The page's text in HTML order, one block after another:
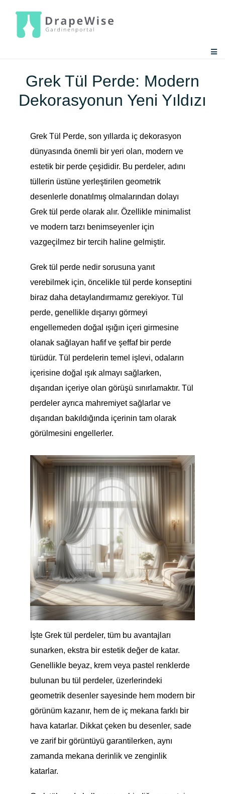
springen
Gardinen-Tools
Grek Tül Perde: Modern
Dekorasyonun Yeni Yıldızı
Grek Tül Perde, son yıllarda iç dekorasyon
dünyasında önemli bir yeri olan, modern ve
estetik bir perde çeşididir. Bu perdeler, adını
tüllerin üstüne yerleştirilen geometrik
desenlerle donatılmış olmalarından dolayı
Grek tül perde olarak alır. Özellikle minimalist
ve modern tarzı benimseyenler için
vazgeçilmez bir tercih haline gelmiştir.
Grek tül perde nedir sorusuna yanıt
verebilmek için, öncelikle tül perde konseptini
biraz daha detaylandırmamız gerekiyor. Tül
perde, genellikle dışarıyı görmeyi
engellemeden doğal ışığın içeri girmesine
olanak sağlayan hafif ve şeffaf bir perde
türüdür. Tül perdelerin temel işlevi, odaların
içerisine doğal ışık almayı sağlarken,
dışarıdan içeriye olan görüşü sınırlamaktır. Tül
perdeler ayrıca mahremiyet sağlarlar ve
dışarıdan bakıldığında içerinin tam olarak
görülmesini engellerler.
İşte Grek tül perdeler, tüm bu avantajları
sunarken, ekstra bir estetik değer de katar.
Genellikle beyaz, krem veya pastel renklerde
bulunan bu tül perdeler, üzerlerindeki
geometrik desenler sayesinde hem modern bir
görünüm kazanır, hem de iç mekana farklı bir
hava katarlar. Dikkat çeken bu desenler, sade
ve zarif bir görüntüyü garantilerken, aynı
zamanda mekana derinlik ve zenginlik
katarlar.